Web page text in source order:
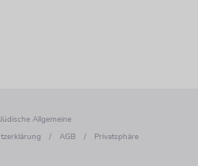
Allgemeine
/ AGB / Privatsphäre